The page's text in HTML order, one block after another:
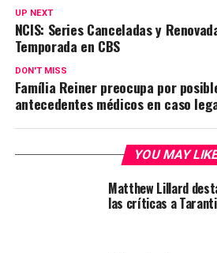
UP NEXT
NCIS: Series Canceladas y
Temporada en CBS
DON'T MISS
Família Reiner preocupa por
antecedentes médicos en caso
YOU MAY
Matthew Lillard
las críticas a